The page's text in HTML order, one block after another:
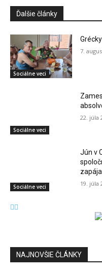
Ďalšie články
Sociálne veci
7.
Sociálne veci
22. júla
Sociálne veci
Jún v
19. júla
NAJNOVŠIE ČLÁNKY